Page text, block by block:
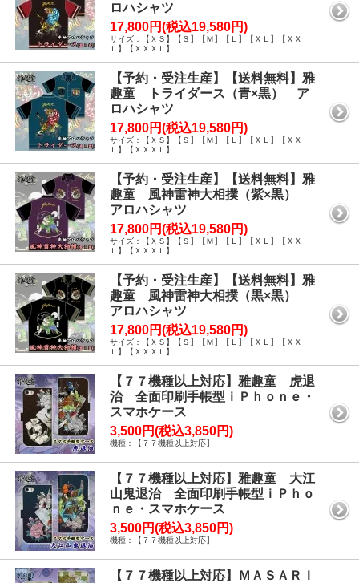
ロハシャツ
17,800円(税込19,580円)
サイズ：【ＸＳ】【Ｓ】【Ｍ】【Ｌ】【ＸＬ】【ＸＸ
Ｌ】【ＸＸＸＬ】
【予約・受注生産】【送料無料】雅
趣童 トライダース（青×黒） ア
ロハシャツ
17,800円(税込19,580円)
サイズ：【ＸＳ】【Ｓ】【Ｍ】【Ｌ】【ＸＬ】【ＸＸ
Ｌ】【ＸＸＸＬ】
【予約・受注生産】【送料無料】雅
趣童 風神雷神大相撲（紫×黒）
アロハシャツ
17,800円(税込19,580円)
サイズ：【ＸＳ】【Ｓ】【Ｍ】【Ｌ】【ＸＬ】【ＸＸ
Ｌ】【ＸＸＸＬ】
【予約・受注生産】【送料無料】雅
趣童 風神雷神大相撲（黒×黒）
アロハシャツ
17,800円(税込19,580円)
サイズ：【ＸＳ】【Ｓ】【Ｍ】【Ｌ】【ＸＬ】【ＸＸ
Ｌ】【ＸＸＸＬ】
【７７機種以上対応】雅趣童 虎退
治 全面印刷手帳型ｉＰｈｏｎｅ・
スマホケース
3,500円(税込3,850円)
機種：【７７機種以上対応】
【７７機種以上対応】雅趣童 大江
山鬼退治 全面印刷手帳型ｉＰｈｏ
ｎｅ・スマホケース
3,500円(税込3,850円)
機種：【７７機種以上対応】
【７７機種以上対応】ＭＡＳＡＲＩ